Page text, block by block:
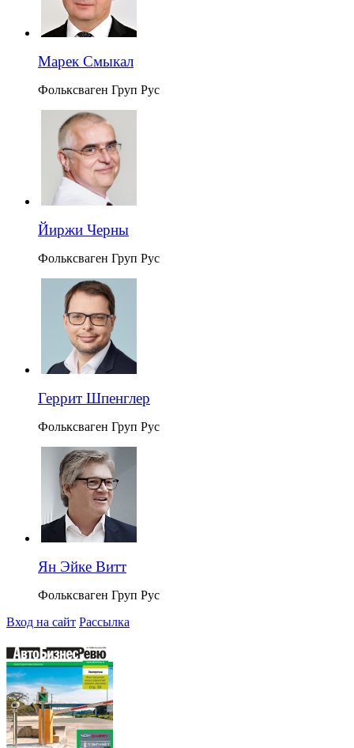
Марек Смыкал
Фольксваген Груп Рус
Йиржи Черны
Фольксваген Груп Рус
Геррит Шпенглер
Фольксваген Груп Рус
Ян Эйке Витт
Фольксваген Груп Рус
Вход на сайт Рассылка